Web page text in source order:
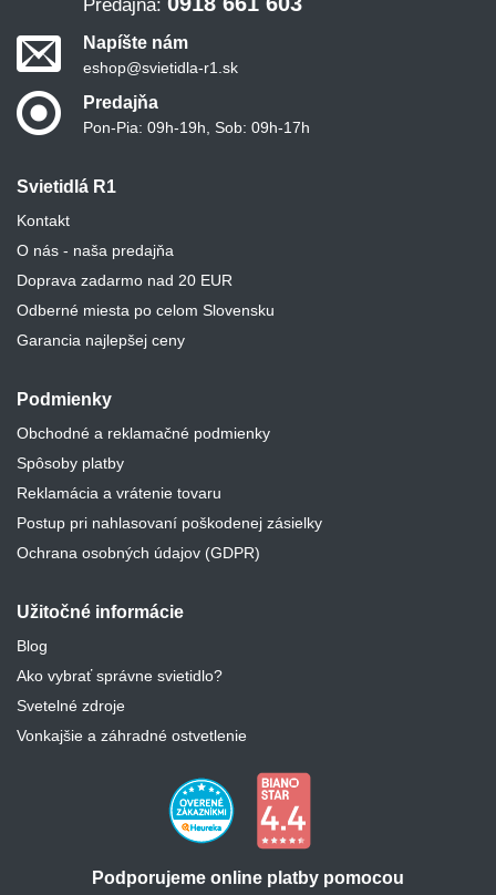
Svietidlá R1
Kontakt
O nás - naša predajňa
Doprava zadarmo nad 20 EUR
Odberné miesta po celom Slovensku
Garancia najlepšej ceny
Podmienky
Obchodné a reklamačné podmienky
Spôsoby platby
Reklamácia a vrátenie tovaru
Postup pri nahlasovaní poškodenej zásielky
Ochrana osobných údajov (GDPR)
Užitočné informácie
Blog
Ako vybrať správne svietidlo?
Svetelné zdroje
Vonkajšie a záhradné ostvetlenie
Predajňa:
Napíšte nám
eshop@svietidla-r1.sk
Predajňa
Pon-Pia: 09h-19h, Sob: 09h-17h
Podporujeme online platby pomocou